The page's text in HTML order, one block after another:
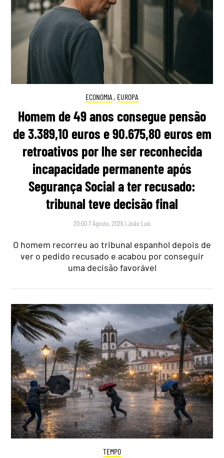
ECONOMIA , EUROPA
Homem de 49 anos consegue pensão
de 3.389,10 euros e 90.675,80 euros em
retroativos por lhe ser reconhecida
incapacidade permanente após
Segurança Social a ter recusado:
tribunal teve decisão final
20:00 7 Agosto, 2026 |João Luís
O homem recorreu ao tribunal espanhol depois de
ver o pedido recusado e acabou por conseguir
uma decisão favorável
TEMPO